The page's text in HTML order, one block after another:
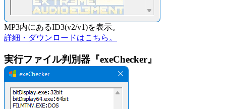
MP3内にあるID3(v2/v1)を表示。
詳細・ダウンロードはこちら。
実行ファイル判別器『exeChecker』